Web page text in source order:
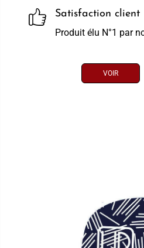
Satisfaction client
Produit élu N°1 par
VOIR